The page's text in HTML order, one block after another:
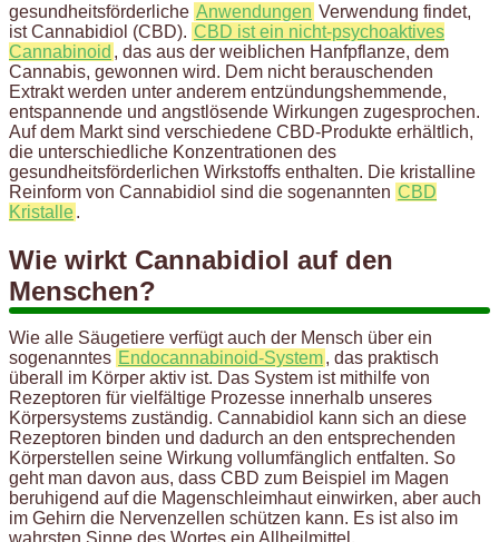
gesundheitsförderliche Anwendungen Verwendung findet,
ist Cannabidiol (CBD). CBD ist ein nicht-psychoaktives
Cannabinoid , das aus der weiblichen Hanfpflanze, dem
Cannabis, gewonnen wird. Dem nicht berauschenden
Extrakt werden unter anderem entzündungshemmende,
entspannende und angstlösende Wirkungen zugesprochen.
Auf dem Markt sind verschiedene CBD-Produkte erhältlich,
die unterschiedliche Konzentrationen des
gesundheitsförderlichen Wirkstoffs enthalten. Die kristalline
Reinform von Cannabidiol sind die sogenannten CBD
Kristalle.
Wie wirkt Cannabidiol auf den
Menschen?
Wie alle Säugetiere verfügt auch der Mensch über ein
sogenanntes Endocannabinoid-System, das praktisch
überall im Körper aktiv ist. Das System ist mithilfe von
Rezeptoren für vielfältige Prozesse innerhalb unseres
Körpersystems zuständig. Cannabidiol kann sich an diese
Rezeptoren binden und dadurch an den entsprechenden
Körperstellen seine Wirkung vollumfänglich entfalten. So
geht man davon aus, dass CBD zum Beispiel im Magen
beruhigend auf die Magenschleimhaut einwirken, aber auch
im Gehirn die Nervenzellen schützen kann. Es ist also im